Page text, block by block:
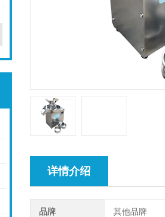
详情介绍
品牌 其他品牌